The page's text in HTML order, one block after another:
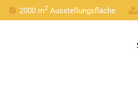
2000 m2Ausstellungsfläche